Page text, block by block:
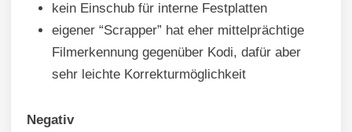
kein Einschub für interne Festplatten
eigener “Scrapper” hat eher mittelprächtige
Filmerkennung gegenüber Kodi, dafür aber
sehr leichte Korrekturmöglichkeit
Negativ